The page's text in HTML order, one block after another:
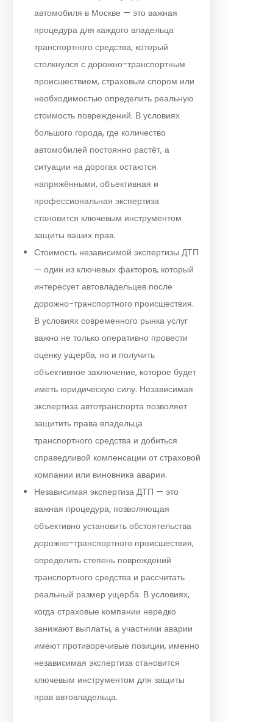
автомобиля в Москве — это важная
процедура для каждого владельца
транспортного средства, который
столкнулся с дорожно-транспортным
происшествием, страховым спором или
необходимостью определить реальную
стоимость повреждений. В условиях
большого города, где количество
автомобилей постоянно растёт, а
ситуации на дорогах остаются
напряжёнными, объективная и
профессиональная экспертиза
становится ключевым инструментом
защиты ваших прав.
Стоимость независимой экспертизы ДТП
— один из ключевых факторов, который
интересует автовладельцев после
дорожно-транспортного происшествия.
В условиях современного рынка услуг
важно не только оперативно провести
оценку ущерба, но и получить
объективное заключение, которое будет
иметь юридическую силу. Независимая
экспертиза автотранспорта позволяет
защитить права владельца
транспортного средства и добиться
справедливой компенсации от страховой
компании или виновника аварии.
Независимая экспертиза ДТП — это
важная процедура, позволяющая
объективно установить обстоятельства
дорожно-транспортного происшествия,
определить степень повреждений
транспортного средства и рассчитать
реальный размер ущерба. В условиях,
когда страховые компании нередко
занижают выплаты, а участники аварии
имеют противоречивые позиции, именно
независимая экспертиза становится
ключевым инструментом для защиты
прав автовладельца.